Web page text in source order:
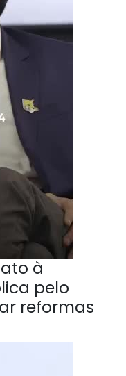
à
pelo
reformas